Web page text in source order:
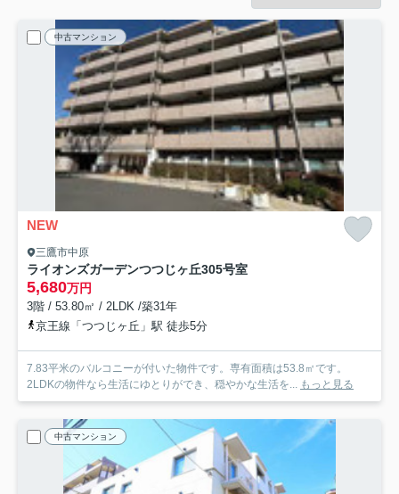
中古マンション
NEW
三鷹市中原
ライオンズガーデンつつじヶ丘305号室
5,680万円
3階 / 53.80㎡ / 2LDK /築31年
京王線「つつじヶ丘」駅 徒歩5分
7.83平米のバルコニーが付いた物件です。専有面積は53.8㎡です。
2LDKの物件なら生活にゆとりができ、穏やかな生活を... もっと見る
中古マンション